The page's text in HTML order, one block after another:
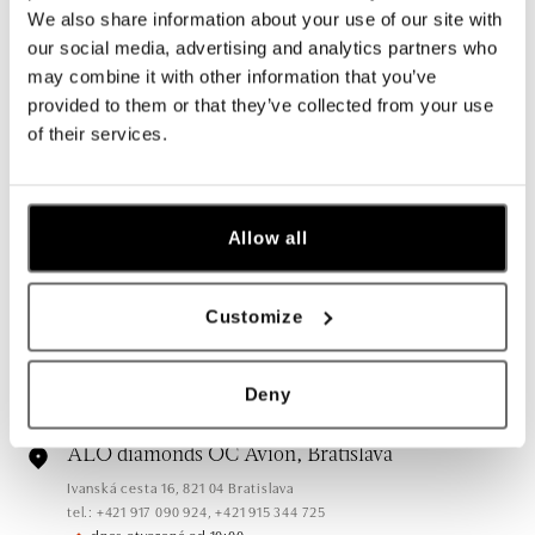
We also share information about your use of our site with
our social media, advertising and analytics partners who
may combine it with other information that you’ve
provided to them or that they’ve collected from your use
of their services.
Allow all
Customize
Deny
Všetky Česko Slovensko
dnes otvorené od 09:00
ALO diamonds OC Aupark, Bratislava
tel.: +421 917 090 891
ALO diamonds OC Avion, Bratislava
Ivanská cesta 16, 821 04 Bratislava
tel.: +421 917 090 924, +421 915 344 725